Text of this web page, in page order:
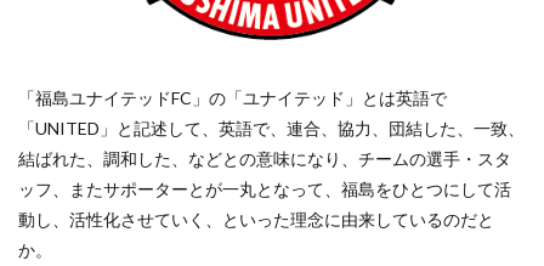
「福島ユナイテッドFC」の「ユナイテッド」とは英語で
「UNITED」と記述して、英語で、連合、協力、団結した、一致、
結ばれた、調和した、などとの意味になり、チームの選手・スタ
ッフ、またサポーターとが一丸となって、福島をひとつにして活
動し、活性化させていく、といった理念に由来しているのだと
か。